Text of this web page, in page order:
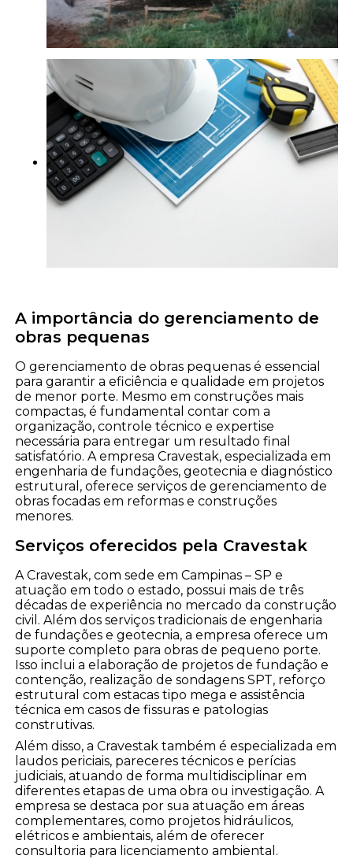
A importância do gerenciamento de
obras pequenas
O gerenciamento de obras pequenas é essencial
para garantir a eficiência e qualidade em projetos
de menor porte. Mesmo em construções mais
compactas, é fundamental contar com a
organização, controle técnico e expertise
necessária para entregar um resultado final
satisfatório. A empresa Cravestak, especializada em
engenharia de fundações, geotecnia e diagnóstico
estrutural, oferece serviços de gerenciamento de
obras focadas em reformas e construções
menores.
Serviços oferecidos pela Cravestak
A Cravestak, com sede em Campinas – SP e
atuação em todo o estado, possui mais de três
décadas de experiência no mercado da construção
civil. Além dos serviços tradicionais de engenharia
de fundações e geotecnia, a empresa oferece um
suporte completo para obras de pequeno porte.
Isso inclui a elaboração de projetos de fundação e
contenção, realização de sondagens SPT, reforço
estrutural com estacas tipo mega e assistência
técnica em casos de fissuras e patologias
construtivas.
Além disso, a Cravestak também é especializada em
laudos periciais, pareceres técnicos e perícias
judiciais, atuando de forma multidisciplinar em
diferentes etapas de uma obra ou investigação. A
empresa se destaca por sua atuação em áreas
complementares, como projetos hidráulicos,
elétricos e ambientais, além de oferecer
consultoria para licenciamento ambiental.